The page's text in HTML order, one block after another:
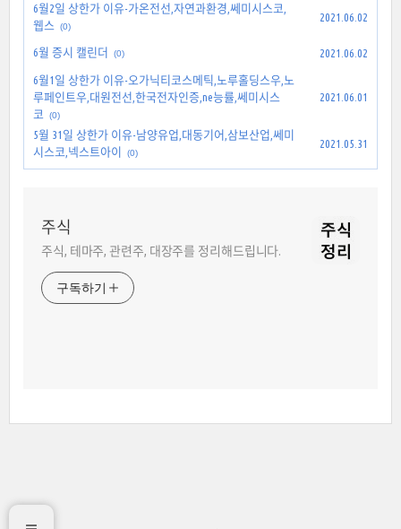
6월2일 상한가 이유-가온전선,자연과환경,쎄미시스코,
웹스
(0)
2021.06.02
6월 증시 캘린더 (0) 2021.06.02
6월1일 상한가 이유-오가닉티코스메틱,노루홀딩스우,노
루페인트우,대원전선,한국전자인증,ne능률,쎄미시스
코
(0)
2021.06.01
5월 31일 상한가 이유-남양유업,대동기어,삼보산업,쎄미
시스코,넥스트아이
(0)
2021.05.31
주식
주식, 테마주, 관련주, 대장주를 정리해드립니다.
구독하기